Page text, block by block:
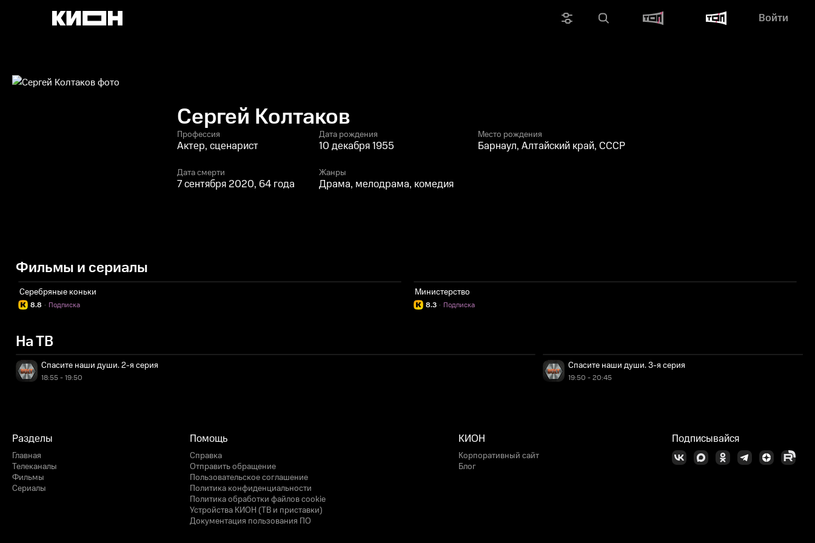
Войти
Сергей Колтаков
Профессия
Актер, сценарист
Дата рождения
10 декабря 1955
Место рождения
Барнаул, Алтайский край, СССР
Дата смерти
7 сентября 2020, 64 года
Жанры
Драма, мелодрама, комедия
Фильмы и сериалы
Серебряные коньки
8.8 Подписка
·
Министерство
8.3 Подписка
·
На ТВ
Спасите наши души. 2-я серия
18:55 - 19:50
Спасите наши души. 3-я серия
19:50 - 20:45
Разделы
Главная
Телеканалы
Фильмы
Сериалы
Помощь
Справка
Отправить обращение
Пользовательское соглашение
Политика конфиденциальности
Политика обработки файлов cookie
Устройства КИОН (ТВ и приставки)
Документация пользования ПО
КИОН
Корпоративный сайт
Блог
Подписывайся